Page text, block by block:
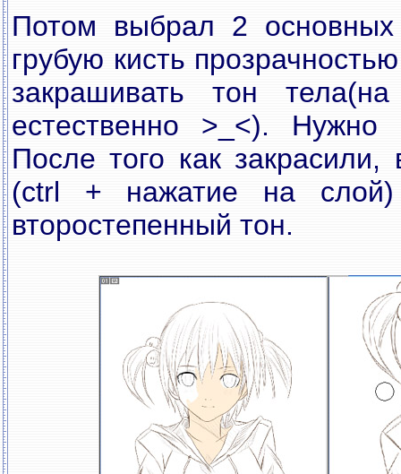
Потом выбрал 2
грубую кисть
закрашивать тон
естественно >_<). Нужно
После того как
(ctrl + нажатие на
второстепенный тон.